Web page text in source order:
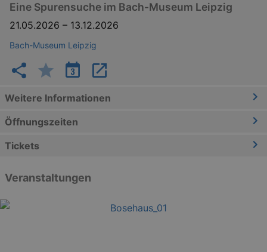
Eine Spurensuche im Bach-Museum Leipzig
21.05.2026 – 13.12.2026
Bach-Museum Leipzig
Weitere Informationen
Öffnungszeiten
Tickets
Veranstaltungen